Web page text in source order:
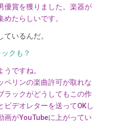
優賞を獲りました。楽器が
たらしいです。
いるんだ。
クも？
ですね。
ペリンの楽曲許可が取れな
ラックがどうしてもこの作
ビデオレターを送ってOKし
画がYouTubeに上がってい